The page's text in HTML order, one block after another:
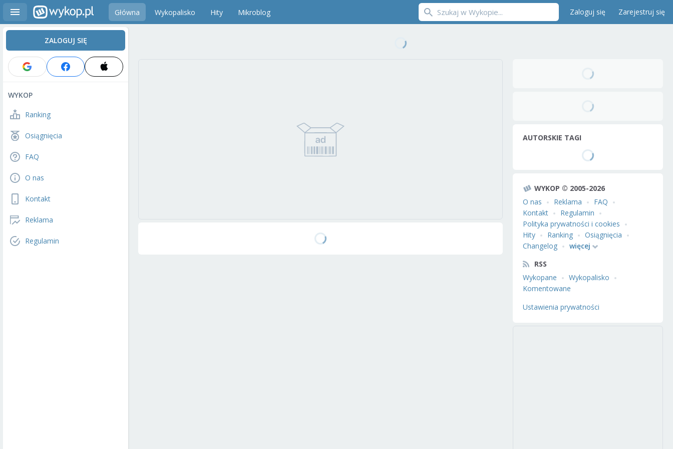
Główna Wykopalisko Hity Mikroblog Zaloguj się Zarejestruj się
ZALOGUJ SIĘ
WYKOP
Ranking
Osiągnięcia
FAQ
O nas
Kontakt
Reklama
Regulamin
AUTORSKIE TAGI
WYKOP © 2005-2026
O nas
Reklama
FAQ
Kontakt
Regulamin
Polityka prywatności i cookies
Hity
Ranking
Osiągnięcia
Changelog
więcej
RSS
Wykopane
Wykopalisko
Komentowane
Ustawienia prywatności